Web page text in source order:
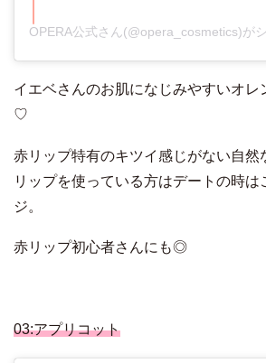
OPERA公式さん(@opera_cosmetics)が
イエベさんのお肌になじみやすいオレ
♡
赤リップ特有のキツイ感じがない自然
リップを使っている方はデートの時は
ジ。
赤リップ初心者さんにも◎
03:アプリコット